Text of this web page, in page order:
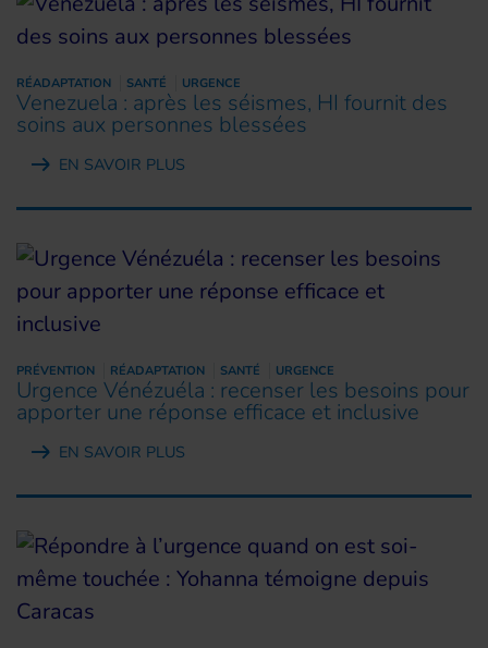
RÉADAPTATION SANTÉ URGENCE
Venezuela : après les séismes, HI fournit des
soins aux personnes blessées
EN SAVOIR PLUS
PRÉVENTION RÉADAPTATION SANTÉ URGENCE
Urgence Vénézuéla : recenser les besoins pour
apporter une réponse efficace et inclusive
EN SAVOIR PLUS